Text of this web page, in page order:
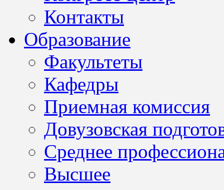
Контакты
Образование
Факультеты
Кафедры
Приемная комиссия
Довузовская
Среднее
Высшее